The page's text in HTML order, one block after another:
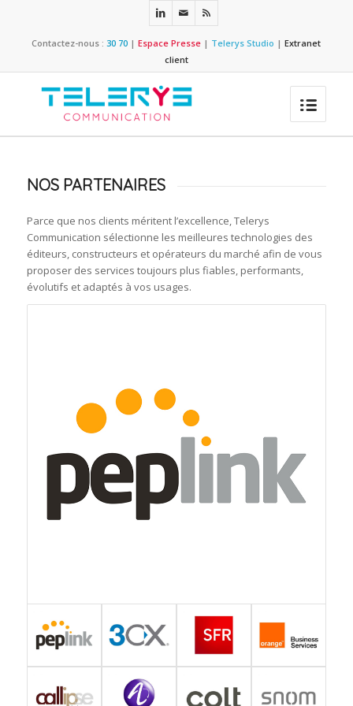
Contactez-nous :30 70 |Espace Presse | Telerys Studio |Extranet
client
NOS PARTENAIRES
Parce que nos clients méritent l’excellence, Telerys
Communication sélectionne les meilleures technologies des
éditeurs, constructeurs et opérateurs du marché afin de vous
proposer des services toujours plus fiables, performants,
évolutifs et adaptés à vos usages.